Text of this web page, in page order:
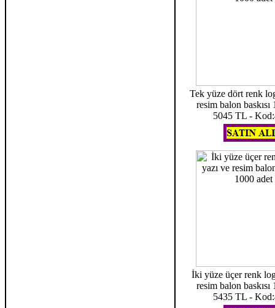
Tek yüze dört renk
resim balon baskısı
5045 TL -
İki yüze üçer renk
resim balon baskısı
5435 TL -